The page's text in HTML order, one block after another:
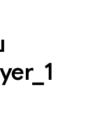
_ 1